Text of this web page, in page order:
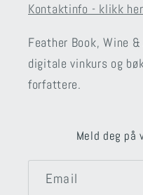
Kontaktinfo - klikk
Feather Book, Wine
digitale vinkurs og
forfattere.
Meld deg på
Email